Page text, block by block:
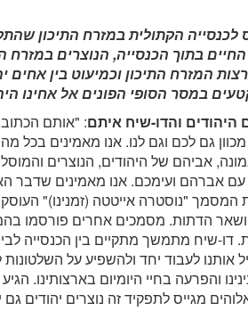
לכנסייה הקתולית במזרח התיכון
בתוך הכנסייה, הנוצרים במזרח
המזרח התיכון וכמיעוט בין אחים
במסר הסופי הפונים אל אחינו
היהודים והדו-שיח איתם: "אותם
מכוון גם לכם וגם לנו. אנו מאמינים
אביהם של היהודים, הנוצרים
אברהם ועימכם. אנו מאמינים שדבר
"נוסטרה אייטטה (זמנינו)"
הדתות. מסמכים אחרים פורסמו
דו-שיח מתמשך מתקיים בין הכנסייה
אותנו לעבוד יחד ולהשפיע על
והפרעה בחיי היומיום בארצותינו.
מגייס לתפקיד זה נוצרים יהודים